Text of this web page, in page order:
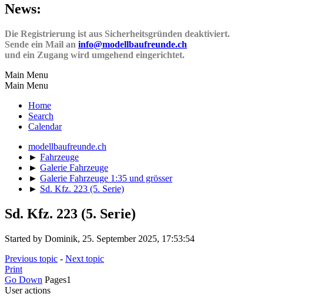
News:
Die Registrierung ist aus Sicherheitsgründen deaktiviert.
Sende ein Mail an info@modellbaufreunde.ch
und ein Zugang wird umgehend eingerichtet.
Main Menu
Main Menu
Home
Search
Calendar
modellbaufreunde.ch
► Fahrzeuge
► Galerie Fahrzeuge
► Galerie Fahrzeuge 1:35 und grösser
► Sd. Kfz. 223 (5. Serie)
Sd. Kfz. 223 (5. Serie)
Started by Dominik, 25. September 2025, 17:53:54
Previous topic - Next topic
Print
Go Down Pages1
User actions